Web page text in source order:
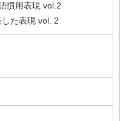
慣用表現 vol.2
た表現 vol. 2